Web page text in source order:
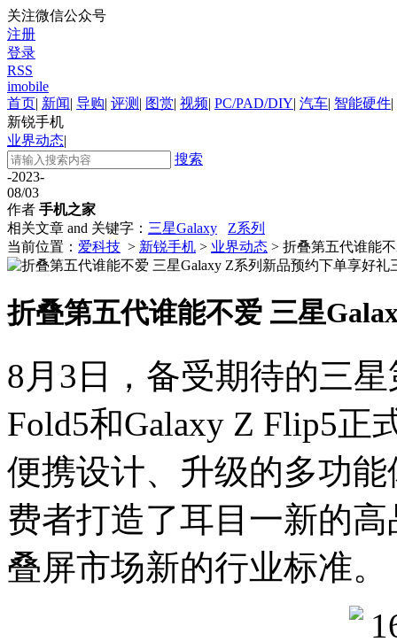
关注微信公众号
注册
登录
RSS
imobile
首页| 新闻| 导购| 评测 | 图赏| 视频| PC/PAD/DIY| 汽车| 智能硬件|
新锐手机
业界动态|
搜索
-2023-
08/03
作者 手机之家
相关文章 and 关键字： 三星Galaxy
Z系列
当前位置： 爱科技 > 新锐手机 > 业界动态 > 折叠第五代谁能
折叠第五代谁能不爱 三星
8月3日，备受期待的三
Fold5和Galaxy Z Flip5正
便携设计、升级的多功
费者打造了耳目一新的
叠屏市场新的行业标准。